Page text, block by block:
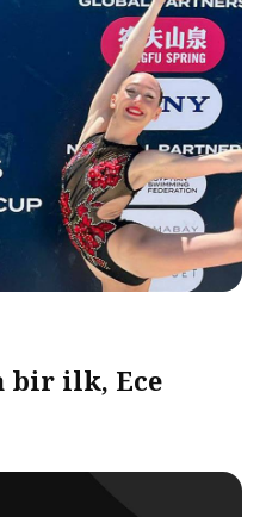
bir ilk, Ece